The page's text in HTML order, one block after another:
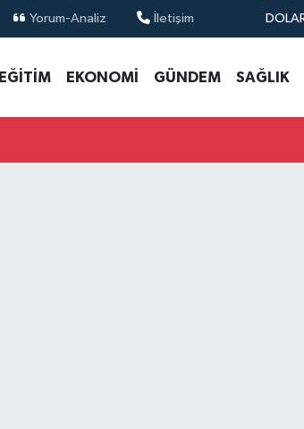
Yorum-Analiz İletişim
GRAM
EĞİTİM EKONOMİ GÜNDEM SAĞLIK